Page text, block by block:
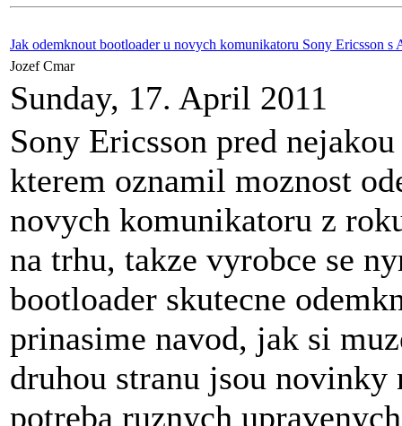
Jak odemknout bootloader u novych komunikatoru Sony Ericsson s
Jozef Cmar
Sunday, 17. April 2011
Sony Ericsson pred
kterem oznamil moznost
novych komunikatoru z
na trhu, takze vyrobce se
bootloader skutecne
prinasime navod, jak si
druhou stranu jsou novinky
potreba ruznych